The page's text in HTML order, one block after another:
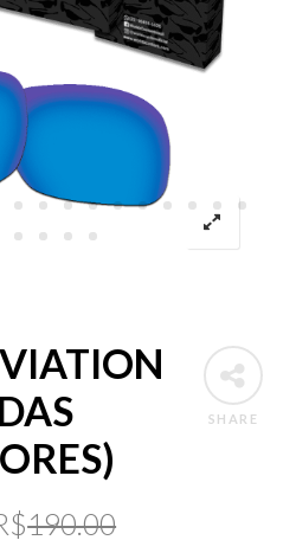
SHARE
190.00Original
Current